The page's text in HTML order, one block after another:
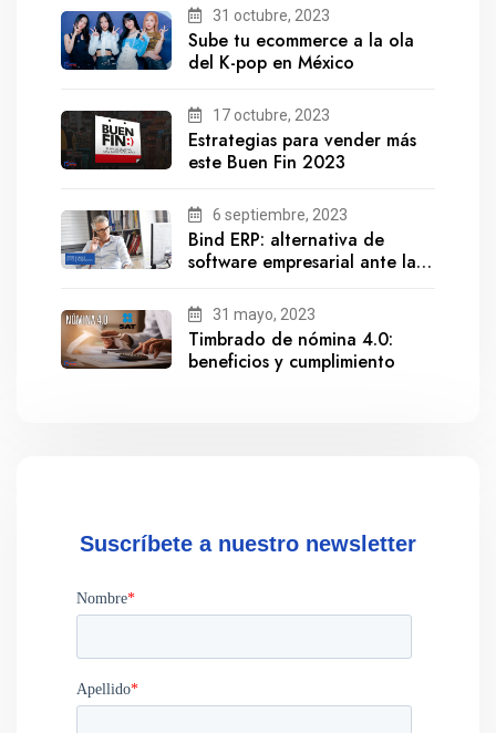
31 octubre, 2023
Sube tu ecommerce a la ola
del K-pop en México
17 octubre, 2023
Estrategias para vender más
este Buen Fin 2023
6 septiembre, 2023
Bind ERP: alternativa de
software empresarial ante la
31 mayo, 2023
Timbrado de nómina 4.0:
beneficios y cumplimiento
Suscríbete a nuestro newsletter